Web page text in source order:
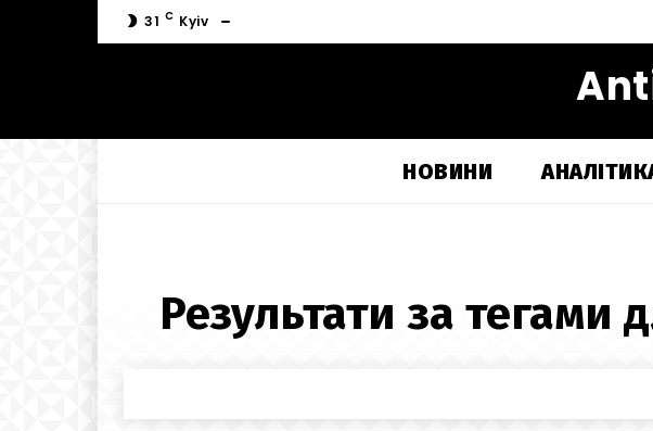
31 C Kyiv
НОВИНИ
Результати за тегами